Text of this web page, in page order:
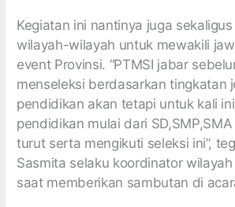
Kegiatan ini nantinya juga
wilayah-wilayah untuk mewakili
event Provinsi. “PTMSI jabar
menseleksi berdasarkan tingkatan
pendidikan akan tetapi untuk kali
pendidikan mulai dari
turut serta mengikuti seleksi ini”,
Sasmita selaku koordinator
saat memberikan sambutan di